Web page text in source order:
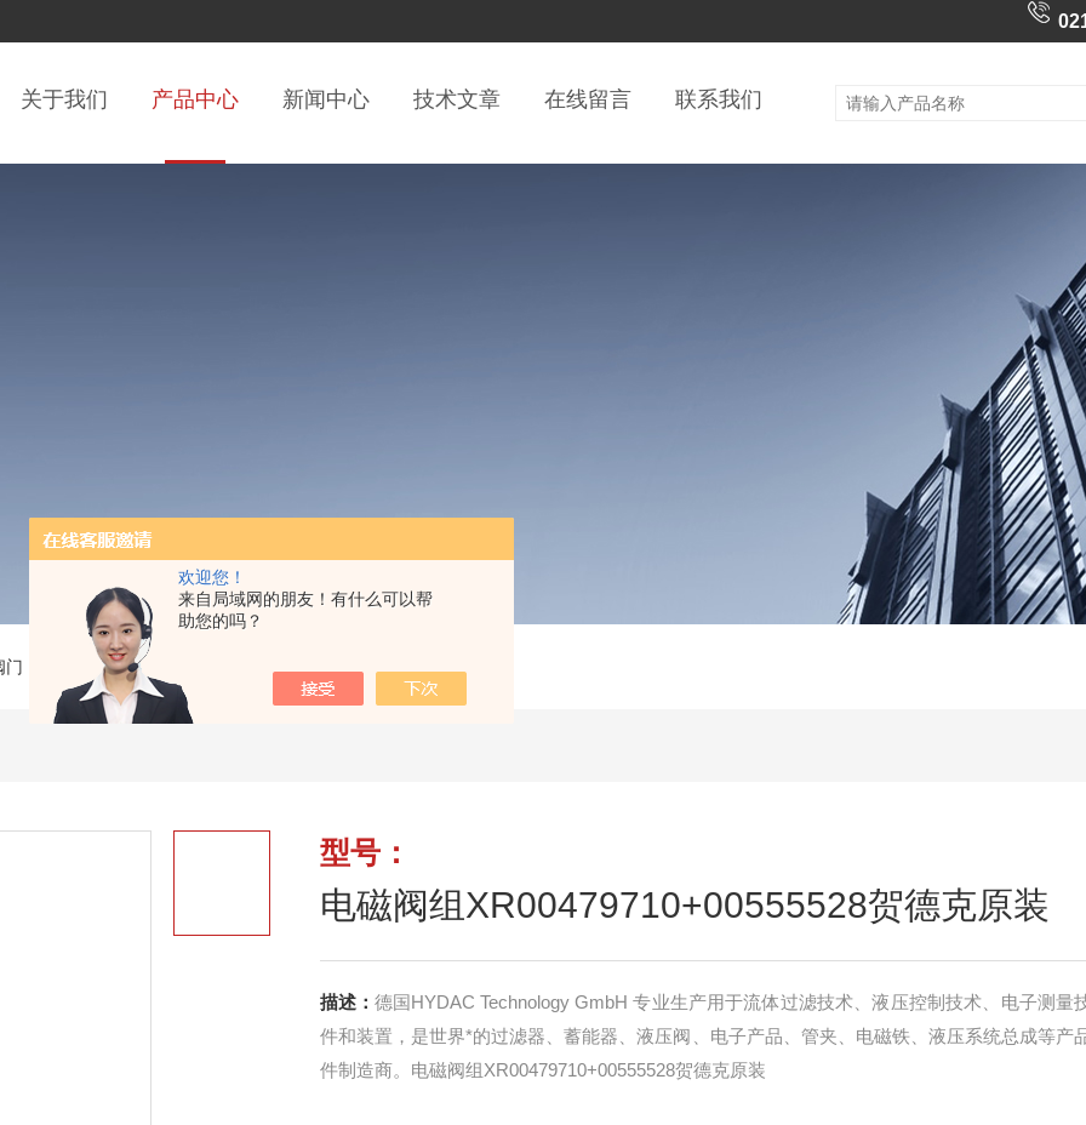
欢迎您！
来自局域网的朋友！有什么可以帮
助您的吗？
关于我们 产品中心 新闻中心 技术文章 在线留言 联系我们
门 电磁阀组XR00479710+00555528贺德克原装
型号：
电磁阀组XR00479710+00555528贺德克原装
描述： 德国HYDAC Technology GmbH 专业生产用于流体过滤技术、液压控制技术、电子测量
件和装置，是世界*的过滤器、蓄能器、液压阀、电子产品、管夹、电磁铁、液压系统总成等产
件制造商。电磁阀组XR00479710+00555528贺德克原装